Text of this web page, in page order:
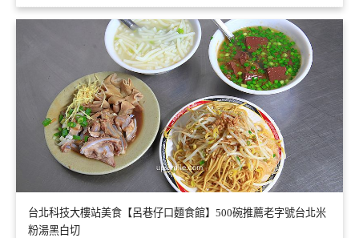
台北科技大樓站美食【呂巷仔口麵食館】500碗推薦老字號台北米
粉湯黑白切